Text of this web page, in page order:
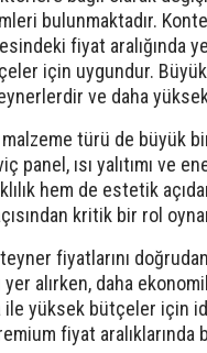
bulunmaktadır.
fiyat aralığında
için uygundur.
ve daha
türü de büyük
panel, ısı yalıtımı
hem de estetik
kritik bir rol
fiyatlarını
alırken, daha
ile yüksek bütçeler için
fiyat aralıklarında